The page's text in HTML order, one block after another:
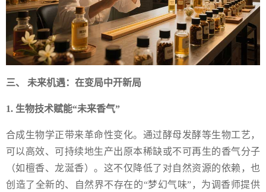
三、 未来机遇：在变局中开新局
1. 生物技术赋能“未来香气”
合成生物学正带来革命性变化。通过酵母发酵等生物工艺，
可以高效、可持续地生产出原本稀缺或不可再生的香气分子
（如檀香、龙涎香）。这不仅降低了对自然资源的依赖，也
创造了全新的、自然界不存在的“梦幻气味”，为调香师提供